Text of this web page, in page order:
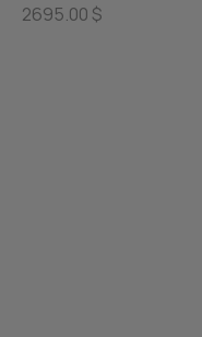
2695.00 $